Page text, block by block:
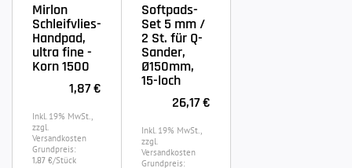
Mirlon
Schleifvlies-
Handpad,
ultra fine -
Korn 1500
1,87 €
Inkl. 19% MwSt.,
zzgl.
Versandkosten
Grundpreis:
1,87 €/Stück
Softpads-
Set 5 mm /
2 St. für Q-
Sander,
Ø150mm,
15-loch
26,17 €
Inkl. 19% MwSt.,
zzgl.
Versandkosten
Grundpreis: